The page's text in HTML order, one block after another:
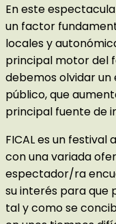
En este
un factor
locales y
principal motor del
debemos olvidar
público, que
principal fuente de
FICAL es un
con una variada
espectador/ra
su interés para que
tal y como se